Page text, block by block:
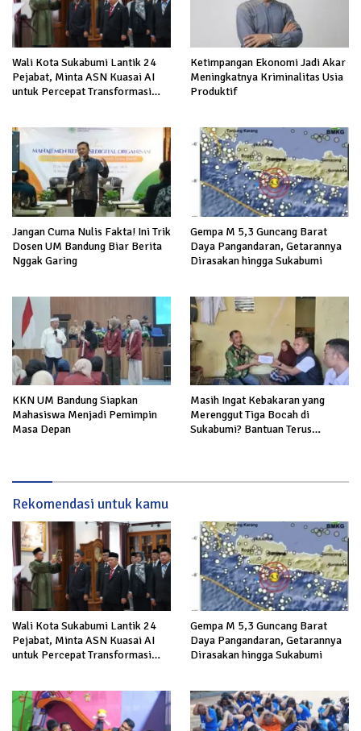
Wali Kota Sukabumi Lantik 24
Pejabat, Minta ASN Kuasai AI
untuk Percepat Transformasi
Ketimpangan Ekonomi Jadi Akar
Meningkatnya Kriminalitas Usia
Produktif
Jangan Cuma Nulis Fakta! Ini Trik
Dosen UM Bandung Biar Berita
Nggak Garing
Gempa M 5,3 Guncang Barat
Daya Pangandaran, Getarannya
Dirasakan hingga Sukabumi
KKN UM Bandung Siapkan
Mahasiswa Menjadi Pemimpin
Masa Depan
Masih Ingat Kebakaran yang
Merenggut Tiga Bocah di
Sukabumi? Bantuan Terus
Rekomendasi untuk kamu
Wali Kota Sukabumi Lantik 24
Pejabat, Minta ASN Kuasai AI
untuk Percepat Transformasi
Gempa M 5,3 Guncang Barat
Daya Pangandaran, Getarannya
Dirasakan hingga Sukabumi